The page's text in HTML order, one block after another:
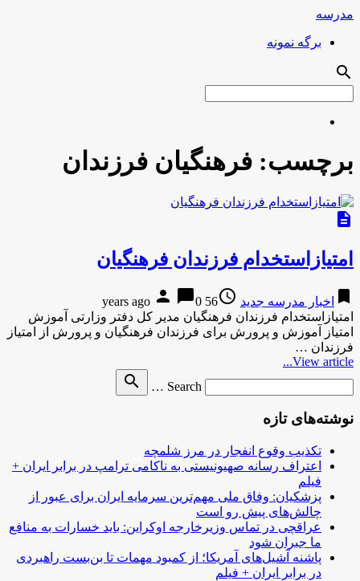
مدرسه
برگه نمونه
search
برچسب: فرهنگیان فرزندان
description
امتیازاستخدام فرزندان فرهنگیان
bookmark اخبار مدرسه جدید access_time
56 years ago
person chat_bubble0
امتیازاستخدام فرزندان فرهنگیان مدیر کل دفتر وزارتی آموزش
امتیاز آموزش و پرورش برای فرزندان فرهنگیان و پرورش از امتیاز
فرزندان …
View article...
Search …
search
نوشته‌های تازه
تکذیب وقوع انفجار در مرز شلمچه
اعتراف رسانه صهیونیستی به ناکامی ترامپ در برابر ایران +
فیلم
پزشکیان: وفاق ملی مهم‌ترین سرمایه ایران برای عبور از
چالش‌های پیش رو است
عراقچی در تماس وزیرخارجه اوکراین: باید خسارات به منافع
ما جبران شود
پاشنه آشیل‌های آمریکا؛ از کمبود مهمات تا بن‌بست راهبردی
در برابر ایران + فیلم